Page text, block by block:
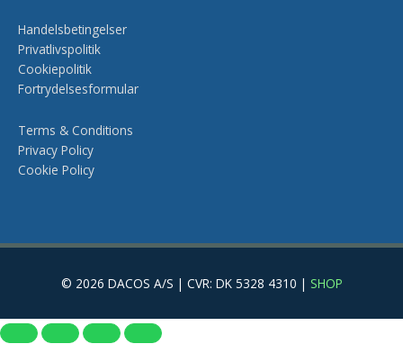
Handelsbetingelser
Privatlivspolitik
Cookiepolitik
Fortrydelsesformular
Terms & Conditions
Privacy Policy
Cookie Policy
© 2026 DACOS A/S | CVR: DK 5328 4310 | SHOP